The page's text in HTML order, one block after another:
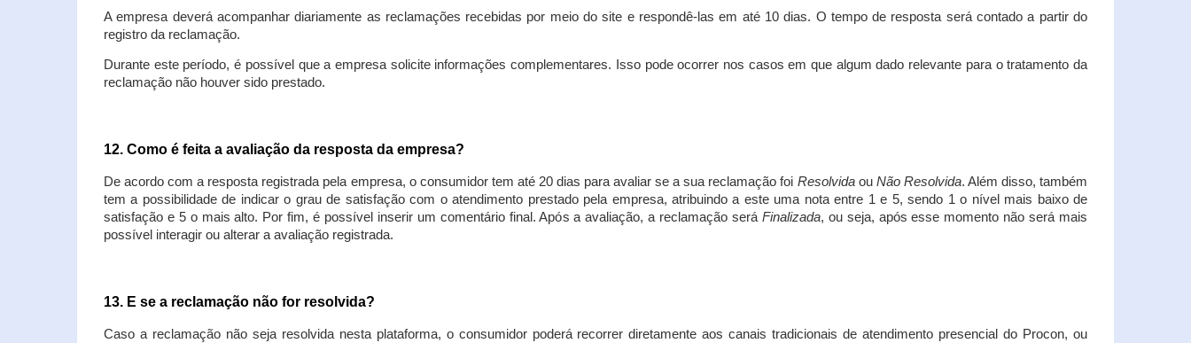
A empresa deverá acompanhar diariamente as reclamações recebidas por meio do site e respondê-las em até 10 dias. O tempo de resposta será contado a partir do
registro da reclamação.
Durante este período, é possível que a empresa solicite informações complementares. Isso pode ocorrer nos casos em que algum dado relevante para o tratamento da
reclamação não houver sido prestado.
12. Como é feita a avaliação da resposta da empresa?
De acordo com a resposta registrada pela empresa, o consumidor tem até 20 dias para avaliar se a sua reclamação foi Resolvidaou Não Resolvida. Além disso, também
tem a possibilidade de indicar o grau de satisfação com o atendimento prestado pela empresa, atribuindo a este uma nota entre 1 e 5, sendo 1 o nível mais baixo de
satisfação e 5 o mais alto. Por fim, é possível inserir um comentário final. Após a avaliação, a reclamação será Finalizada, ou seja, após esse momento não será mais
possível interagir ou alterar a avaliação registrada.
13. E se a reclamação não for resolvida?
Caso a reclamação não seja resolvida nesta plataforma, o consumidor poderá recorrer diretamente aos canais tradicionais de atendimento presencial do Procon, ou